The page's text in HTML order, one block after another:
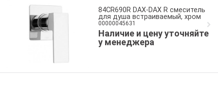
84CR690R DAX-DAX R смеситель
для душа встраиваемый, хром
00000045631
Наличие и цену уточняйте
у менеджера